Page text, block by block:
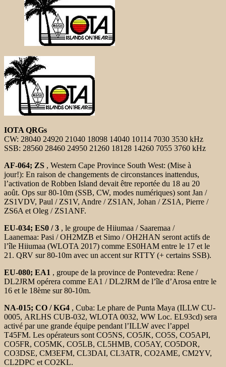
IOTA QRGs
CW: 28040 24920 21040 18098 14040 10114 7030 3530 kHz
SSB: 28560 28460 24950 21260 18128 14260 7055 3760 kHz
AF-064; ZS , Western Cape Province South West: (Mise à
jour!): En raison de changements de circonstances inattendus,
l’activation de Robben Island devait être reportée du 18 au 20
août. Ops sur 80-10m (SSB, CW, modes numériques) sont Jan /
ZS1VDV, Paul / ZS1V, Andre / ZS1AN, Johan / ZS1A, Pierre /
ZS6A et Oleg / ZS1ANF.
EU-034; ES0 / 3 , le groupe de Hiiumaa / Saaremaa /
Laanemaa: Pasi / OH2MZB et Simo / OH2HAN seront actifs de
l’île Hiiumaa (WLOTA 2017) comme ES0HAM entre le 17 et le
21. QRV sur 80-10m avec un accent sur RTTY (+ certains SSB).
EU-080; EA1 , groupe de la province de Pontevedra: Rene /
DL2JRM opérera comme EA1 / DL2JRM de l’île d’Arosa entre le
16 et le 18ème sur 80-10m.
NA-015; CO / KG4 , Cuba: Le phare de Punta Maya (ILLW CU-
0005, ARLHS CUB-032, WLOTA 0032, WW Loc. EL93cd) sera
activé par une grande équipe pendant l’ILLW avec l’appel
T45FM. Les opérateurs sont CO5NS, CO5JK, CO5S, CO5API,
CO5FR, CO5MK, CO5LB, CL5HMB, CO5AY, CO5DOR,
CO3DSE, CM3EFM, CL3DAI, CL3ATR, CO2AME, CM2YV,
CL2DPC et CO2KL.